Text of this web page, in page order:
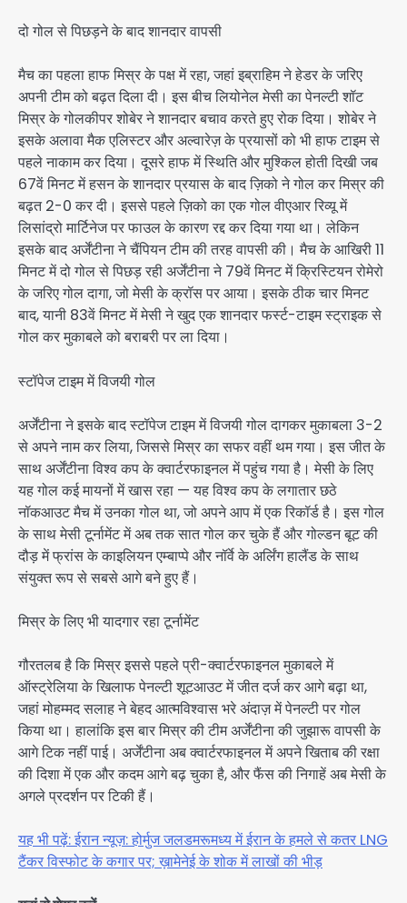
दो गोल से पिछड़ने के बाद शानदार वापसी
मैच का पहला हाफ मिस्र के पक्ष में रहा, जहां इब्राहिम ने हेडर के जरिए
अपनी टीम को बढ़त दिला दी। इस बीच लियोनेल मेसी का पेनल्टी शॉट
मिस्र के गोलकीपर शोबेर ने शानदार बचाव करते हुए रोक दिया। शोबेर ने
इसके अलावा मैक एलिस्टर और अल्वारेज़ के प्रयासों को भी हाफ टाइम से
पहले नाकाम कर दिया। दूसरे हाफ में स्थिति और मुश्किल होती दिखी जब
67वें मिनट में हसन के शानदार प्रयास के बाद ज़िको ने गोल कर मिस्र की
बढ़त 2-0 कर दी। इससे पहले ज़िको का एक गोल वीएआर रिव्यू में
लिसांद्रो मार्टिनेज पर फाउल के कारण रद्द कर दिया गया था। लेकिन
इसके बाद अर्जेंटीना ने चैंपियन टीम की तरह वापसी की। मैच के आखिरी 11
मिनट में दो गोल से पिछड़ रही अर्जेंटीना ने 79वें मिनट में क्रिस्टियन रोमेरो
के जरिए गोल दागा, जो मेसी के क्रॉस पर आया। इसके ठीक चार मिनट
बाद, यानी 83वें मिनट में मेसी ने खुद एक शानदार फर्स्ट-टाइम स्ट्राइक से
गोल कर मुकाबले को बराबरी पर ला दिया।
स्टॉपेज टाइम में विजयी गोल
अर्जेंटीना ने इसके बाद स्टॉपेज टाइम में विजयी गोल दागकर मुकाबला 3-2
से अपने नाम कर लिया, जिससे मिस्र का सफर वहीं थम गया। इस जीत के
साथ अर्जेंटीना विश्व कप के क्वार्टरफाइनल में पहुंच गया है। मेसी के लिए
यह गोल कई मायनों में खास रहा — यह विश्व कप के लगातार छठे
नॉकआउट मैच में उनका गोल था, जो अपने आप में एक रिकॉर्ड है। इस गोल
के साथ मेसी टूर्नामेंट में अब तक सात गोल कर चुके हैं और गोल्डन बूट की
दौड़ में फ्रांस के काइलियन एम्बाप्पे और नॉर्वे के अर्लिंग हालैंड के साथ
संयुक्त रूप से सबसे आगे बने हुए हैं।
मिस्र के लिए भी यादगार रहा टूर्नामेंट
गौरतलब है कि मिस्र इससे पहले प्री-क्वार्टरफाइनल मुकाबले में
ऑस्ट्रेलिया के खिलाफ पेनल्टी शूटआउट में जीत दर्ज कर आगे बढ़ा था,
जहां मोहम्मद सलाह ने बेहद आत्मविश्वास भरे अंदाज़ में पेनल्टी पर गोल
किया था। हालांकि इस बार मिस्र की टीम अर्जेंटीना की जुझारू वापसी के
आगे टिक नहीं पाई। अर्जेंटीना अब क्वार्टरफाइनल में अपने खिताब की रक्षा
की दिशा में एक और कदम आगे बढ़ चुका है, और फैंस की निगाहें अब मेसी के
अगले प्रदर्शन पर टिकी हैं।
यह भी पढ़ें: ईरान न्यूज़: होर्मुज जलडमरूमध्य में ईरान के हमले से कतर LNG
टैंकर विस्फोट के कगार पर; ख़ामेनेई के शोक में लाखों की भीड़